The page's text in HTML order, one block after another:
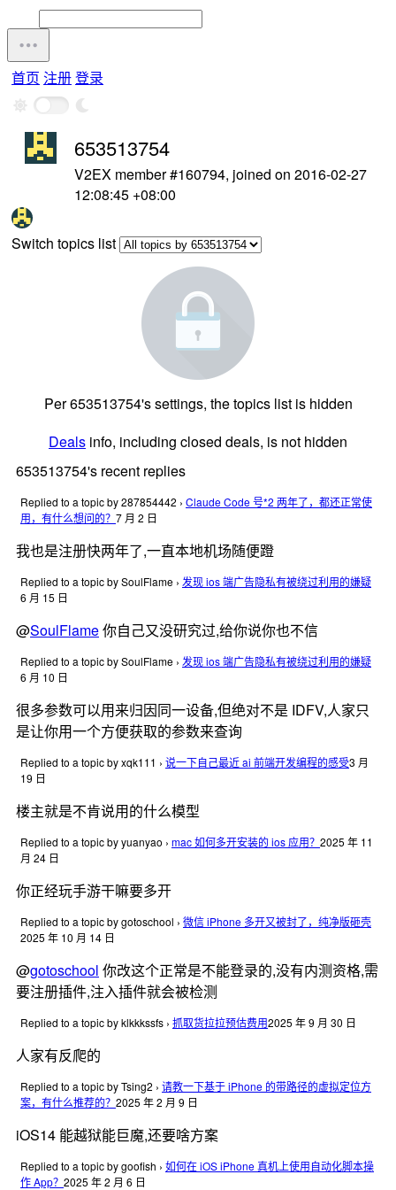
首页 注册登录
653513754
V2EX member #160794, joined on 2016-02-27
12:08:45 +08:00
Switch topics list
Per 653513754's settings, the topics list is hidden
Deals info, including closed deals, is not hidden
653513754's recent replies
Replied to a topic by 287854442 › Claude Code 号*2 两年了，都还正常使
用，有什么想问的？ 7 月 2 日
我也是注册快两年了,一直本地机场随便蹬
Replied to a topic by SoulFlame › 发现 ios 端广告隐私有被绕过利用的嫌疑
6 月 15 日
@SoulFlame你自己又没研究过,给你说你也不信
Replied to a topic by SoulFlame › 发现 ios 端广告隐私有被绕过利用的嫌疑
6 月 10 日
很多参数可以用来归因同一设备,但绝对不是 IDFV,人家只
是让你用一个方便获取的参数来查询
Replied to a topic by xqk111 › 说一下自己最近 ai 前端开发编程的感受3 月
19 日
楼主就是不肯说用的什么模型
Replied to a topic by yuanyao › mac 如何多开安装的 ios 应用？ 2025 年 11
月 24 日
你正经玩手游干嘛要多开
Replied to a topic by gotoschool › 微信 iPhone 多开又被封了，纯净版砸壳
2025 年 10 月 14 日
@gotoschool 你改这个正常是不能登录的,没有内测资格,需
要注册插件,注入插件就会被检测
Replied to a topic by klkkkssfs › 抓取货拉拉预估费用2025 年 9 月 30 日
人家有反爬的
Replied to a topic by Tsing2 › 请教一下基于 iPhone 的带路径的虚拟定位方
案，有什么推荐的？ 2025 年 2 月 9 日
iOS14 能越狱能巨魔,还要啥方案
Replied to a topic by goofish › 如何在 iOS iPhone 真机上使用自动化脚本操
作 App？ 2025 年 2 月 6 日